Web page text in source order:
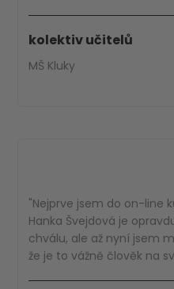
kolektiv učitelů
MŠ Kluky
"Nejprve jsem do on-line
Hanka Švejdová je
chválu, ale až nyní jsem
že je to vážně člověk na